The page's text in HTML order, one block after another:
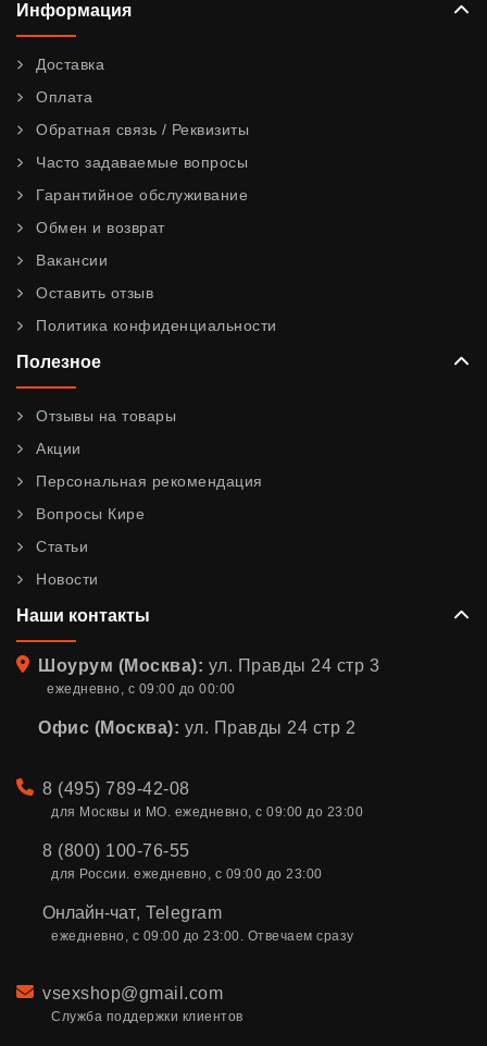
Информация
Доставка
Оплата
Обратная связь / Реквизиты
Часто задаваемые вопросы
Гарантийное обслуживание
Обмен и возврат
Вакансии
Оставить отзыв
Политика конфиденциальности
Полезное
Отзывы на товары
Акции
Персональная рекомендация
Вопросы Кире
Статьи
Новости
Наши контакты
Адрес
Шоурум (Москва): ул. Правды 24 стр 3
ежедневно, с 09:00 до 00:00
Офис (Москва): ул. Правды 24 стр 2
Телефон
8 (495) 789-42-08
для Москвы и МО. ежедневно, с 09:00 до 23:00
8 (800) 100-76-55
для России. ежедневно, с 09:00 до 23:00
Онлайн-чат, Telegram
ежедневно, с 09:00 до 23:00. Отвечаем сразу
Email
vsexshop@gmail.com
Служба поддержки клиентов